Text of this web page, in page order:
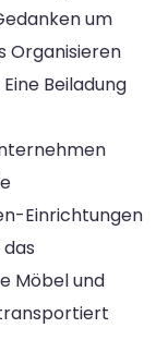
um
Organisieren
Beiladung
Einrichtungen
Möbel und